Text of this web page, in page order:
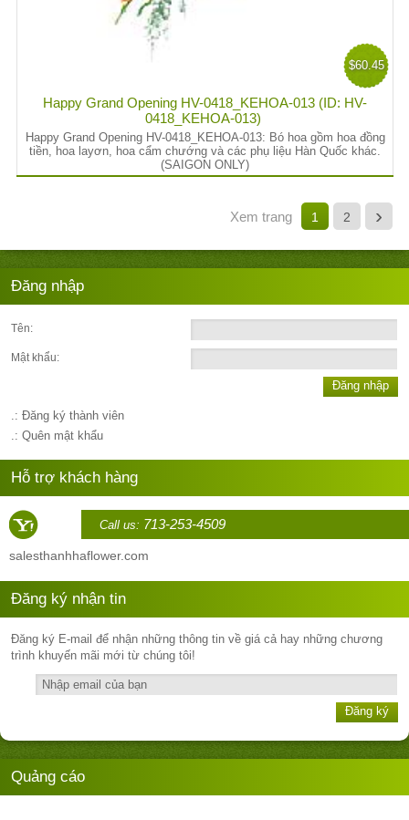
$60.45
Happy Grand Opening HV-0418_KEHOA-013 (ID: HV-
0418_KEHOA-013)
Happy Grand Opening HV-0418_KEHOA-013: Bó hoa gồm hoa đồng
tiền, hoa layơn, hoa cẩm chướng và các phụ liệu Hàn Quốc khác.
(SAIGON ONLY)
1 2 ›
Xem trang
Đăng nhập
Tên:
Mật khẩu:
Đăng nhập
.: Đăng ký thành viên
.: Quên mật khẩu
Hỗ trợ khách hàng
Call us: 713-253-4509
salesthanhhaflower.com
Đăng ký nhận tin
Đăng ký E-mail để nhận những thông tin về giá cả hay những chương
trình khuyến mãi mới từ chúng tôi!
Đăng ký
Quảng cáo